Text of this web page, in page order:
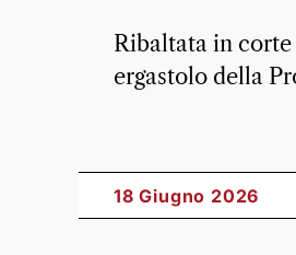
Ribaltata in corte
ergastolo della
18 Giugno 2026